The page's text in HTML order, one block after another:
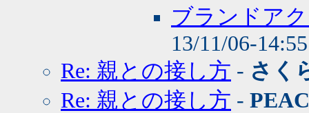
ブランドア
13/11/06-
Re: 親との接し方 - さく
Re: 親との接し方 -